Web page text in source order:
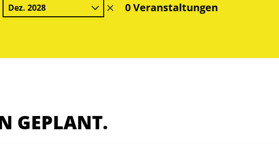
Dez. 2028
Filter0 Veranstaltungen
GEPLANT.